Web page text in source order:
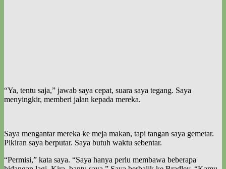
“Ya, tentu saja,” jawab saya cepat, suara saya tegang. Saya
menyingkir, memberi jalan kepada mereka.
Saya mengantar mereka ke meja makan, tapi tangan saya gemetar.
Pikiran saya berputar. Saya butuh waktu sebentar.
“Permisi,” kata saya. “Saya hanya perlu membawa beberapa